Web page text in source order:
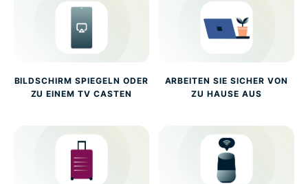
BILDSCHIRM SPIEGELN ODER
ZU EINEM TV CASTEN
ARBEITEN SIE SICHER VON
ZU HAUSE AUS